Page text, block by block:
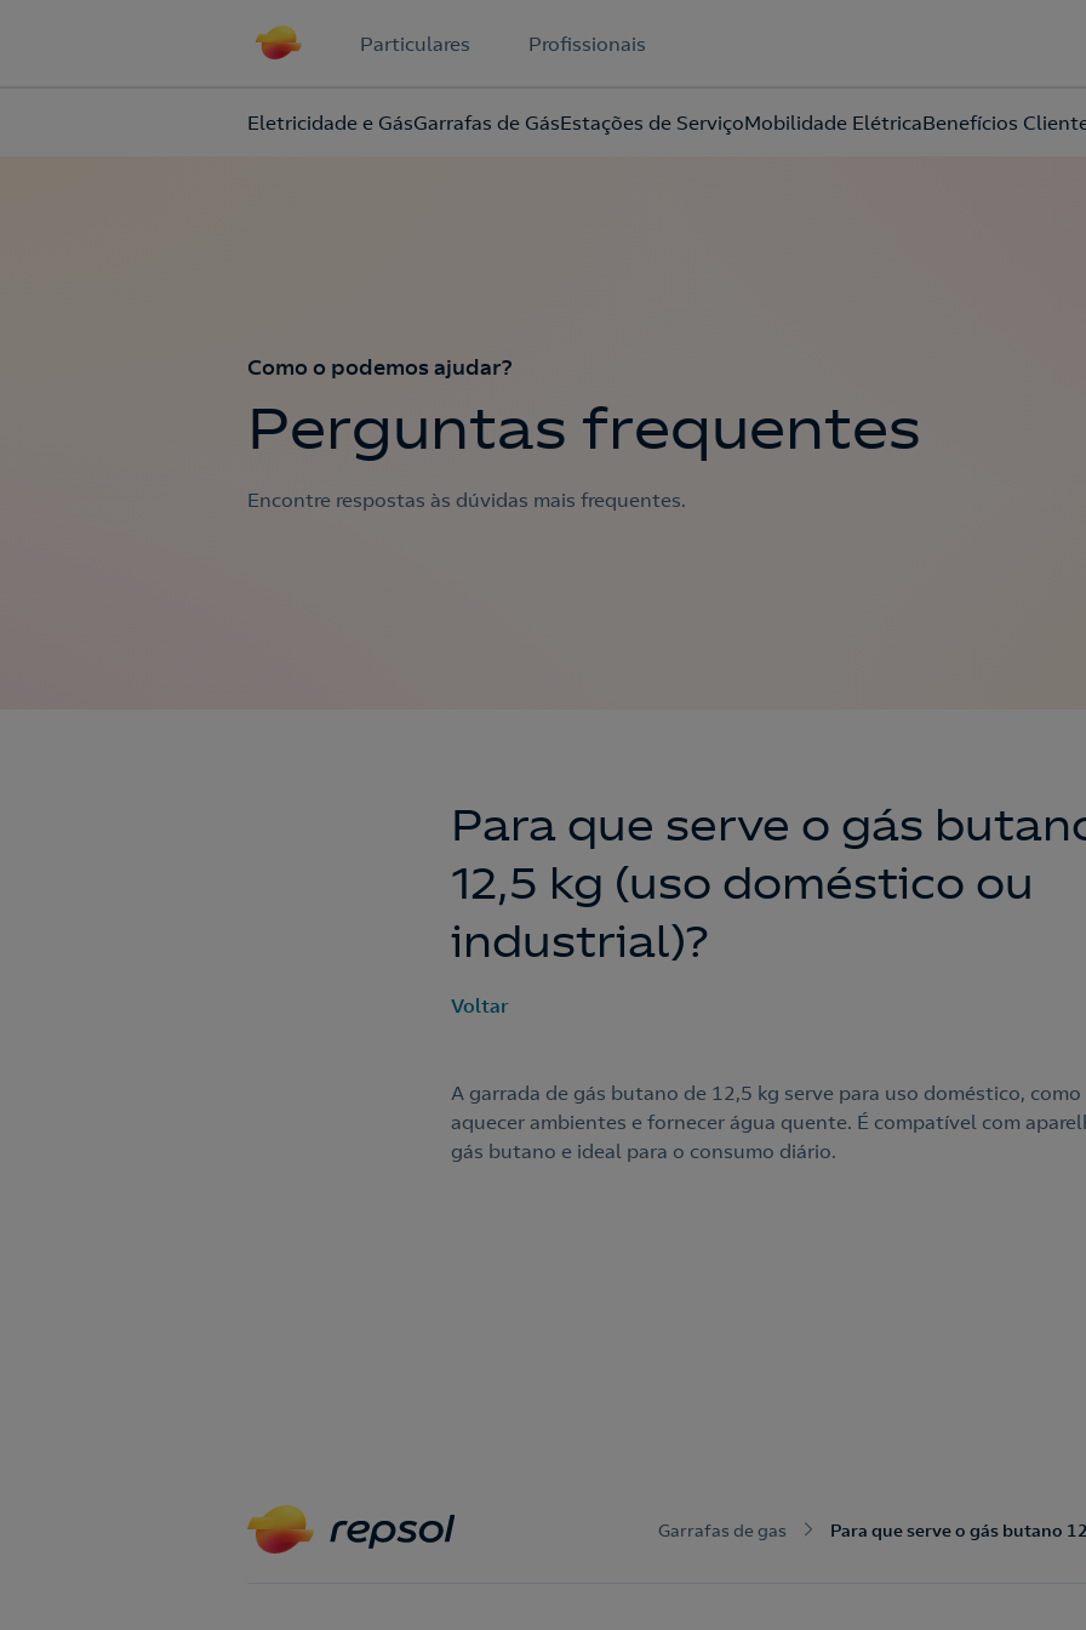
Particulares Profissionais
Eletricidade e GásGarrafas de GásEstações de ServiçoMobilidade ElétricaBenefícios
Acepto la política de protección de datos.
Como o podemos ajudar?
Perguntas frequentes
Encontre respostas às dúvidas mais frequentes.
Para que serve o gás
12,5 kg (uso doméstico ou
industrial)?
Voltar
A garrada de gás butano de 12,5 kg serve para uso doméstico, como
aquecer ambientes e fornecer água quente. É compatível com
gás butano e ideal para o consumo diário.
Garrafas de gas Para que serve o gás butano